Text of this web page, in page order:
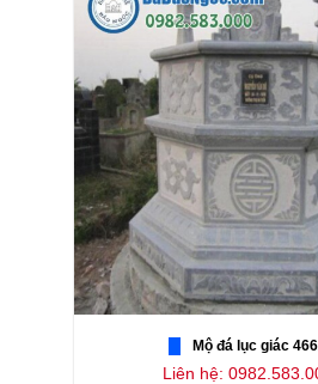
Mộ đá lục giác
Liên hệ: